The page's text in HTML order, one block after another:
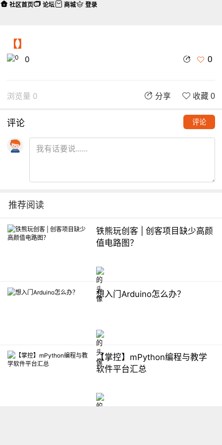
【】
0 0
浏览量 0 分享 收藏 0
评论 评论
推荐阅读
铁熊玩创客 | 创客项目缺少高颜
值电路图？
想入门Arduino怎么办？
【掌控】mPython编程与教学
软件平台汇总
社区首页 论坛 商城 登录